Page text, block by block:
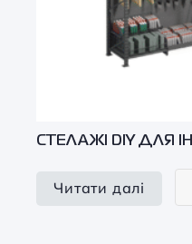
CТЕЛАЖІ DIY ДЛЯ
Читати далі